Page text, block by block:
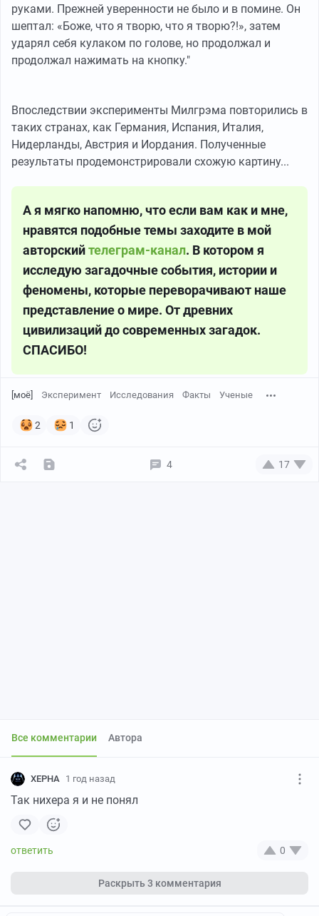
руками. Прежней уверенности не было и в помине. Он
шептал: «Боже, что я творю, что я творю?!», затем
ударял себя кулаком по голове, но продолжал и
продолжал нажимать на кнопку."
Впоследствии эксперименты Милгрэма повторились в
таких странах, как Германия, Испания, Италия,
Нидерланды, Австрия и Иордания. Полученные
результаты продемонстрировали схожую картину...
А я мягко напомню, что если вам как и мне,
нравятся подобные темы заходите в мой
авторскийтелеграм-канал. В котором я
исследую загадочные события, истории и
феномены, которые переворачивают наше
представление о мире. От древних
цивилизаций до современных загадок.
СПАСИБО!
[моё] Эксперимент Исследования Факты Ученые
2 1
4 17
Все комментарии Автора
XEPHA 1 год назад
Так нихера я и не понял
0
Раскрыть3 комментария